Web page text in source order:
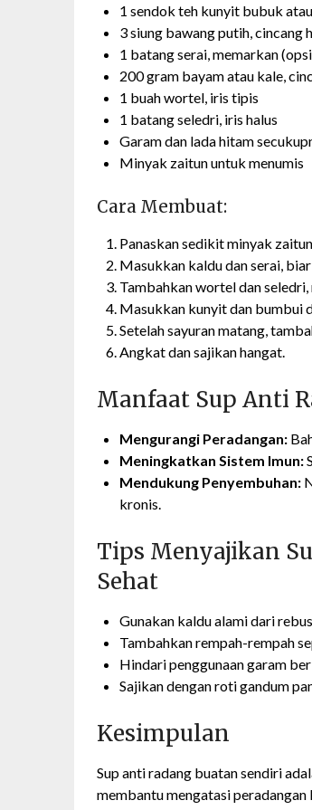
1 sendok teh kunyit bubuk
3 siung bawang putih, cincang
1 batang serai, memarkan
200 gram bayam atau kale,
1 buah wortel, iris tipis
1 batang seledri, iris halus
Garam dan lada hitam
Minyak zaitun untuk menumis
Cara Membuat:
Panaskan sedikit minyak
Masukkan kaldu dan serai,
Tambahkan wortel dan
Masukkan kunyit dan bumbui
Setelah sayuran matang,
Angkat dan sajikan hangat.
Manfaat Sup Anti
Mengurangi Peradangan:
Meningkatkan Sistem Imun:
Mendukung Penyembuhan:
kronis.
Tips Menyajikan
Sehat
Gunakan kaldu alami dari
Tambahkan rempah-rempah
Hindari penggunaan garam
Sajikan dengan roti gandum
Kesimpulan
Sup anti radang buatan sendiri
membantu mengatasi peradangan